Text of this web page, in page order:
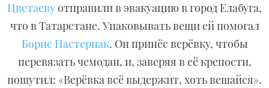
Цветаевуотправили в эвакуацию в город Елабуга,
что в Татарстане. Упаковывать вещи ей помогал
Борис Пастернак. Он принёс верёвку, чтобы
перевязать чемодан, и, заверяя в её крепости,
пошутил: «Верёвка всё выдержит, хоть вешайся».